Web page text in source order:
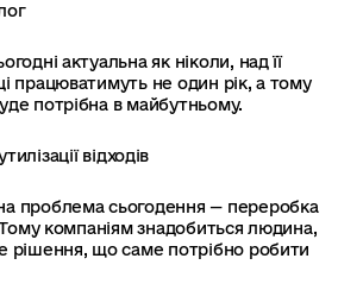
актуальна як ніколи, над її
працюватимуть не один рік, а тому
потрібна в майбутньому.
відходів
проблема сьогодення — переробка
Тому компаніям знадобиться людина,
рішення, що саме потрібно робити